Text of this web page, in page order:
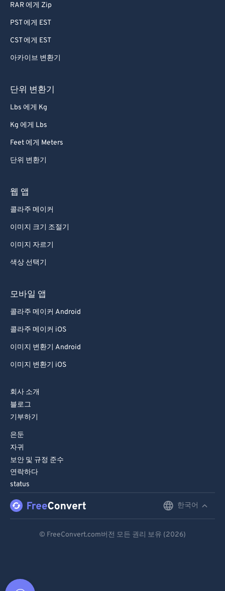
RAR 에게 Zip
PST 에게 EST
CST 에게 EST
아카이브 변환기
단위 변환기
Lbs 에게 Kg
Kg 에게 Lbs
Feet 에게 Meters
단위 변환기
웹 앱
콜라주 메이커
이미지 크기 조절기
이미지 자르기
색상 선택기
모바일 앱
콜라주 메이커 Android
콜라주 메이커 iOS
이미지 변환기 Android
이미지 변환기 iOS
회사 소개
블로그
기부하기
은둔
자귀
보안 및 규정 준수
연락하다
status
한국어
© FreeConvert.com버전 모든 권리 보유 (2026)